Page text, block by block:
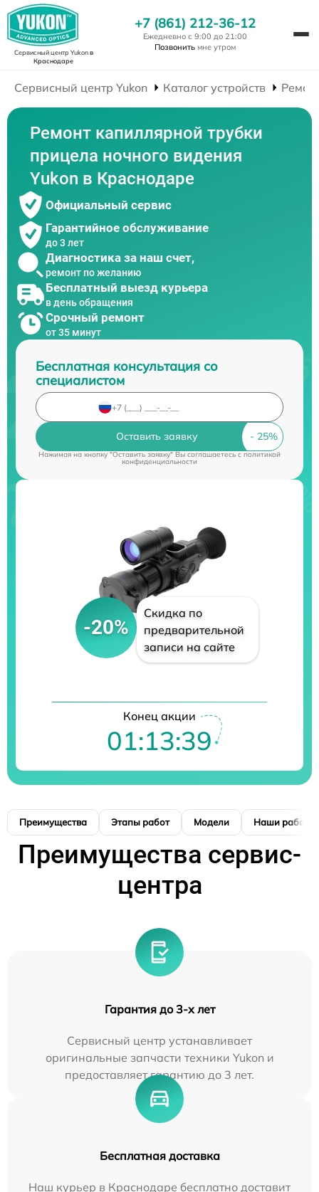
Сервисный центр Yukonв
Краснодаре
+7 (861) 212-36-12
Ежедневно с 9:00 до 21:00
Позвонить мне утром
Сервисный центр Yukon Каталог устройств
Ремонт капиллярной трубки
прицела ночного видения
Yukon в Краснодаре
Официальный сервис
Гарантийное обслуживание
до 3 лет
Диагностика за наш счет,
ремонт по желанию
Бесплатный выезд курьера
в день обращения
Срочный ремонт
от 35 минут
Бесплатная консультация со
специалистом
Оставить заявку
Нажимая на кнопку "Оставить заявку" Вы соглашаетесь cполитикой
конфиденциальности
-20%
Скидка по
предварительной
записи на сайте
Конец акции
01:13:39
Преимущества Этапы работ Модели Наши работы
Преимущества сервис-
центра
Гарантия до 3-х лет
Сервисный центр устанавливает
оригинальные запчасти техники Yukon и
предоставляет гарантию до 3 лет.
Бесплатная доставка
Наш курьер в Краснодаре бесплатно доставит